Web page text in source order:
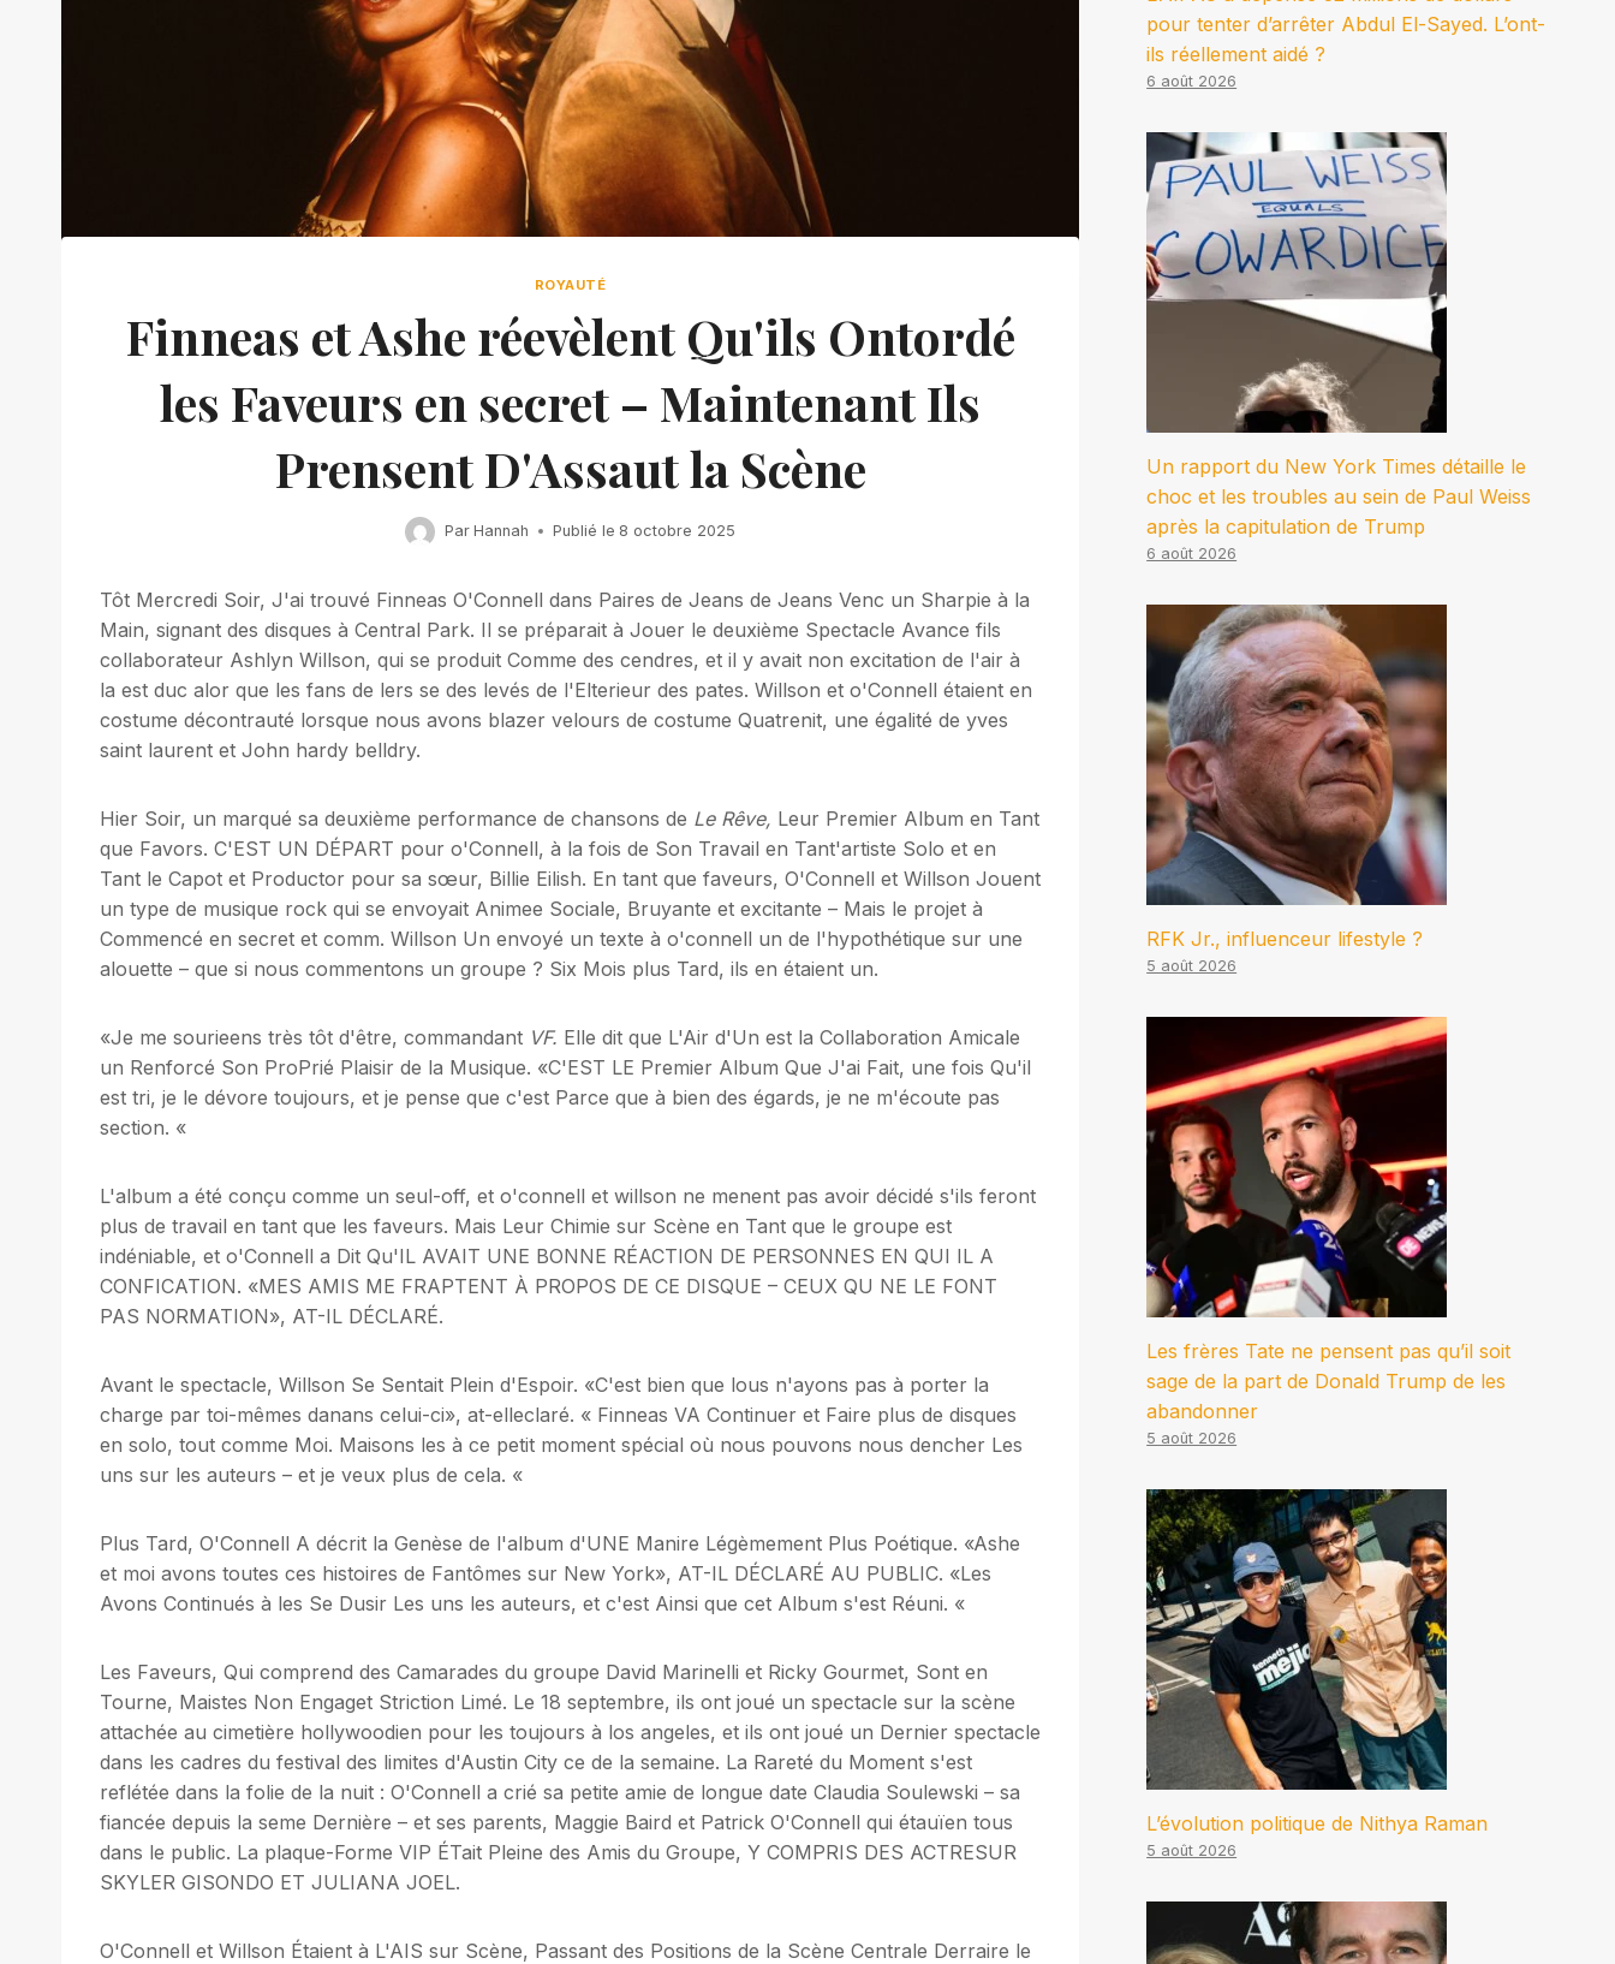
ROYAUTÉ
Finneas et Ashe réevèlent Qu'ils Ontordé
les Faveurs en secret – Maintenant Ils
Prensent D'Assaut la Scène
Par Hannah Publié le 8 octobre 2025
Tôt Mercredi Soir, J'ai trouvé Finneas O'Connell dans Paires de Jeans de Jeans Venc un Sharpie à la
Main, signant des disques à Central Park. Il se préparait à Jouer le deuxième Spectacle Avance fils
collaborateur Ashlyn Willson, qui se produit Comme des cendres, et il y avait non excitation de l'air à
la est duc alor que les fans de lers se des levés de l'Elterieur des pates. Willson et o'Connell étaient en
costume décontrauté lorsque nous avons blazer velours de costume Quatrenit, une égalité de yves
saint laurent et John hardy belldry.
Hier Soir, un marqué sa deuxième performance de chansons de Le Rêve, Leur Premier Album en Tant
que Favors. C'EST UN DÉPART pour o'Connell, à la fois de Son Travail en Tant'artiste Solo et en
Tant le Capot et Productor pour sa sœur, Billie Eilish. En tant que faveurs, O'Connell et Willson Jouent
un type de musique rock qui se envoyait Animee Sociale, Bruyante et excitante – Mais le projet à
Commencé en secret et comm. Willson Un envoyé un texte à o'connell un de l'hypothétique sur une
alouette – que si nous commentons un groupe ? Six Mois plus Tard, ils en étaient un.
«Je me sourieens très tôt d'être, commandant VF. Elle dit que L'Air d'Un est la Collaboration Amicale
un Renforcé Son ProPrié Plaisir de la Musique. «C'EST LE Premier Album Que J'ai Fait, une fois Qu'il
est tri, je le dévore toujours, et je pense que c'est Parce que à bien des égards, je ne m'écoute pas
section. «
L'album a été conçu comme un seul-off, et o'connell et willson ne menent pas avoir décidé s'ils feront
plus de travail en tant que les faveurs. Mais Leur Chimie sur Scène en Tant que le groupe est
indéniable, et o'Connell a Dit Qu'IL AVAIT UNE BONNE RÉACTION DE PERSONNES EN QUI IL A
CONFICATION. «MES AMIS ME FRAPTENT À PROPOS DE CE DISQUE – CEUX QU NE LE FONT
PAS NORMATION», AT-IL DÉCLARÉ.
Avant le spectacle, Willson Se Sentait Plein d'Espoir. «C'est bien que lous n'ayons pas à porter la
charge par toi-mêmes danans celui-ci», at-elleclaré. « Finneas VA Continuer et Faire plus de disques
en solo, tout comme Moi. Maisons les à ce petit moment spécial où nous pouvons nous dencher Les
uns sur les auteurs – et je veux plus de cela. «
Plus Tard, O'Connell A décrit la Genèse de l'album d'UNE Manire Légèmement Plus Poétique. «Ashe
et moi avons toutes ces histoires de Fantômes sur New York», AT-IL DÉCLARÉ AU PUBLIC. «Les
Avons Continués à les Se Dusir Les uns les auteurs, et c'est Ainsi que cet Album s'est Réuni. «
Les Faveurs, Qui comprend des Camarades du groupe David Marinelli et Ricky Gourmet, Sont en
Tourne, Maistes Non Engaget Striction Limé. Le 18 septembre, ils ont joué un spectacle sur la scène
attachée au cimetière hollywoodien pour les toujours à los angeles, et ils ont joué un Dernier spectacle
dans les cadres du festival des limites d'Austin City ce de la semaine. La Rareté du Moment s'est
reflétée dans la folie de la nuit : O'Connell a crié sa petite amie de longue date Claudia Soulewski – sa
fiancée depuis la seme Dernière – et ses parents, Maggie Baird et Patrick O'Connell qui étauïen tous
dans le public. La plaque-Forme VIP ÉTait Pleine des Amis du Groupe, Y COMPRIS DES ACTRESUR
SKYLER GISONDO ET JULIANA JOEL.
O'Connell et Willson Étaient à L'AIS sur Scène, Passant des Positions de la Scène Centrale Derraire le
pour tenter d’arrêter Abdul El-Sayed. L’ont-
ils réellement aidé ?
6 août 2026
Un rapport du New York Times détaille le
choc et les troubles au sein de Paul Weiss
après la capitulation de Trump
6 août 2026
RFK Jr., influenceur lifestyle ?
5 août 2026
Les frères Tate ne pensent pas qu’il soit
sage de la part de Donald Trump de les
abandonner
5 août 2026
L’évolution politique de Nithya Raman
5 août 2026